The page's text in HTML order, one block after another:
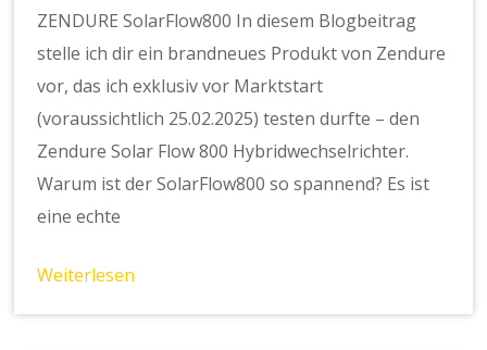
ZENDURE SolarFlow800 In diesem Blogbeitrag
stelle ich dir ein brandneues Produkt von Zendure
vor, das ich exklusiv vor Marktstart
(voraussichtlich 25.02.2025) testen durfte – den
Zendure Solar Flow 800 Hybridwechselrichter.
Warum ist der SolarFlow800 so spannend? Es ist
eine echte
Weiterlesen